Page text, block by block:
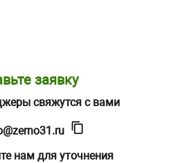
заявку
свяжутся с вами
нам для уточнения